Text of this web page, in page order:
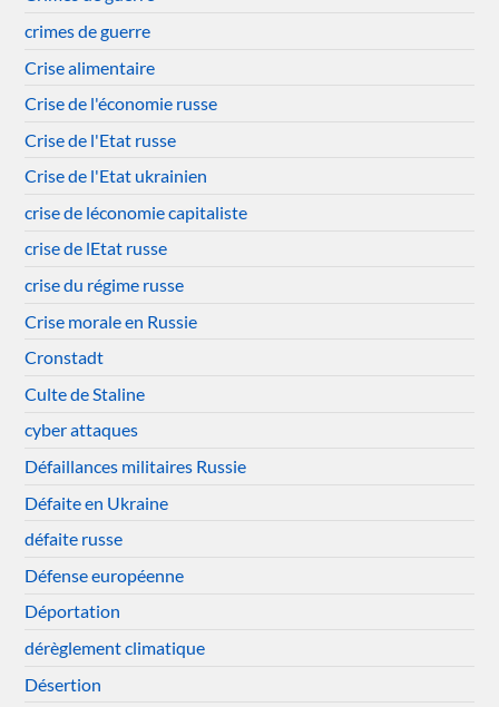
crimes de guerre
Crise alimentaire
Crise de l'économie russe
Crise de l'Etat russe
Crise de l'Etat ukrainien
crise de léconomie capitaliste
crise de lEtat russe
crise du régime russe
Crise morale en Russie
Cronstadt
Culte de Staline
cyber attaques
Défaillances militaires Russie
Défaite en Ukraine
défaite russe
Défense européenne
Déportation
dérèglement climatique
Désertion